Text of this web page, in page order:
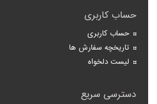
حساب کاربری
حساب کاربری
تاریخچه سفارش ها
لیست دلخواه
دسترسی سریع